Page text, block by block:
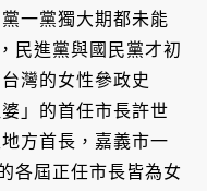
一黨獨大期都未能
民進黨與國民黨才初
灣的女性參政史
」的首任市長許世
方首長，嘉義市一
各屆正任市長皆為女